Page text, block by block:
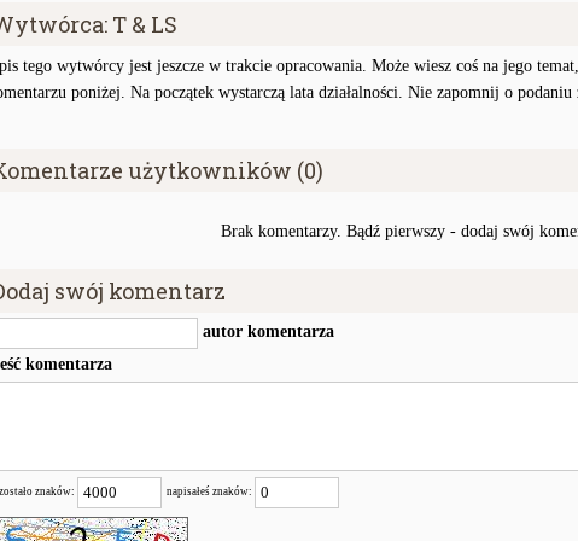
T & LS
tego wytwórcy jest jeszcze w trakcie opracowania. Może wiesz coś na jego
poniżej. Na początek wystarczą lata działalności. Nie zapomnij o
użytkowników (0)
Brak komentarzy. Bądź pierwszy - dodaj swój
swój komentarz
autor komentarza
komentarza
znaków: napisałeś znaków: